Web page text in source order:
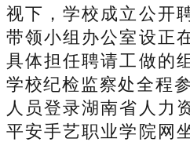
视下，学校成立公开
带领小组办公室设正
具体担任聘请工做的
学校纪检监察处全程
人员登录湖南省人力
平安手艺职业学院网